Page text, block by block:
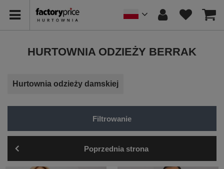
HURTOWNIA ODZIEŻY BERRAK
Hurtownia odzieży damskiej
Filtrowanie
Poprzednia strona